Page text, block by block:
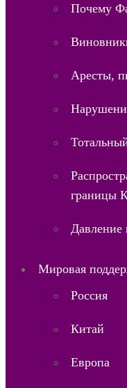
Почему
Аресты,
границы
Давление
Мировая
Россия
Китай
Европа